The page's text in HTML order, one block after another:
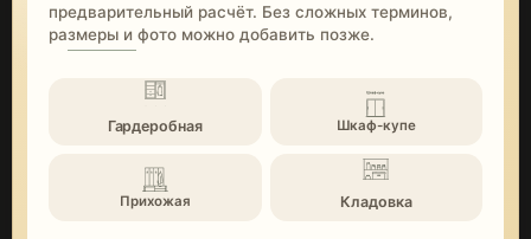
предварительный расчёт. Без сложных терминов,
размеры и фото можно добавить позже.
Гардеробная Шкаф-купе
Прихожая Кладовка